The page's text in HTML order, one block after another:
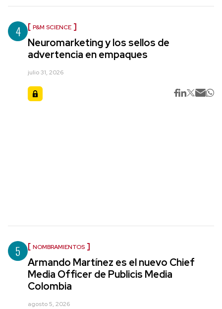
4 P&M SCIENCE
Neuromarketing y los sellos de
advertencia en empaques
julio 31, 2026
5 NOMBRAMIENTOS
Armando Martínez es el nuevo Chief
Media Officer de Publicis Media
Colombia
agosto 5, 2026